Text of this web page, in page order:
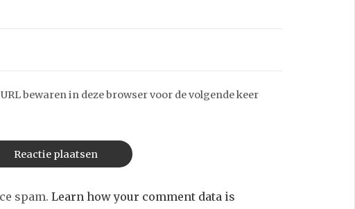
bewaren in deze browser voor de volgende keer
spam. Learn how your comment data is